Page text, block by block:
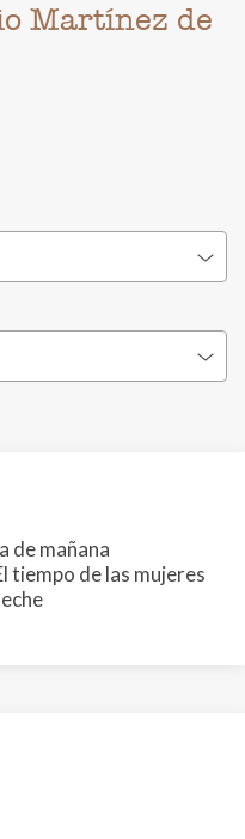
Martínez de
de mañana
tiempo de las mujeres